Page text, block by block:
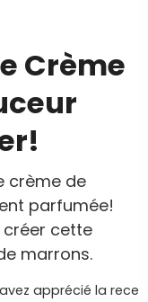
Crème
crème de
parfumée!
cette
marrons.
apprécié la